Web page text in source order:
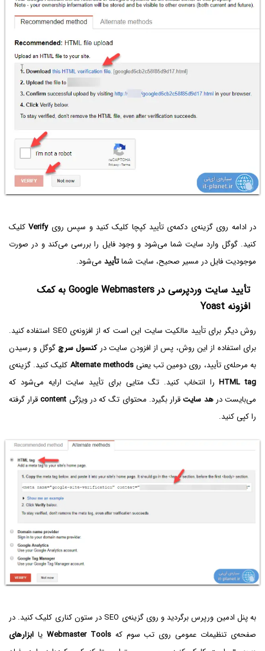
در ادامه روی گزینه‌ی دکمه‌ی تأیید کپچا کلیک کنید و سپس رویVerifyکلیک
کنید. گوگل وارد سایت شما می‌شود و وجود فایل را بررسی می‌کند و در صورت
موجودیت فایل در مسیر صحیح، سایت شماتأیید می‌شود.
تأیید سایت وردپرسی در Google Webmasters به کمک
افزونه Yoast
روش دیگر برای تأیید مالکیت سایت این است که از افزونه‌ی SEO استفاده کنید.
برای استفاده از این روش، پس از افزودن سایت درکنسول سرچگوگل و رسیدن
به مرحله‌ی تأیید، روی دومین تب یعنیAlternate methods کلیک کنید. گزینه‌ی
HTML tagرا انتخاب کنید. تگ متایی برای تأیید سایت ارایه می‌شود که
می‌بایست درهد سایتقرار بگیرد. محتوای تگ که در ویژگی contentقرار گرفته
را کپی کنید.
به پنل ادمین ورپرس برگردید و روی گزینه‌ی SEO در ستون کناری کلیک کنید. در
صفحه‌ی تنظیمات عمومی روی تب سوم کهWebmaster Tools یا ابزارهای